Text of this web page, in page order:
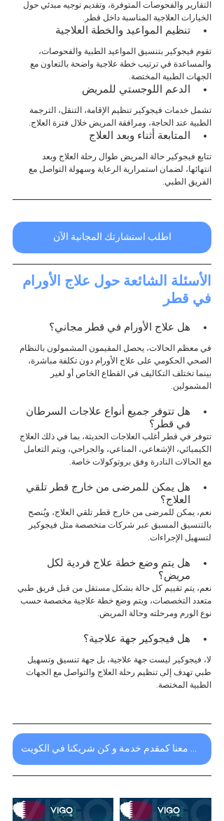
التقارير والفحوصات المتوفرة، وتقديم توجيه مبدئي حول
الخيارات العلاجية المناسبة داخل قطر.
تنظيم المواعيد والخطة العلاجية
تقوم فيجوكير بتنسيق المواعيد الطبية والفحوصات،
والمساعدة في ترتيب خطة علاجية واضحة بالتعاون مع
الجهات الطبية المختصة.
الدعم اللوجستي للمريض
تشمل خدمات فيجوكير تنظيم الإقامة، التنقل، الترجمة
الطبية عند الحاجة، ومرافقة المريض خلال فترة العلاج.
المتابعة أثناء وبعد العلاج
تتابع فيجوكير حالة المريض طوال رحلة العلاج وبعد
انتهائها، لضمان استمرارية الرعاية وسهولة التواصل مع
الفريق الطبي.
اطلب استشارتك المجانية الآن
الأسئلة الشائعة حول علاج الأورام
في قطر
هل علاج الأورام في قطر مجاني؟
في معظم الحالات، يحصل المقيمون المشمولون بالنظام
الصحي الحكومي على علاج الأورام دون تكلفة مباشرة،
بينما تختلف التكاليف في القطاع الخاص أو لغير
المشمولين.
هل تتوفر جميع أنواع علاجات السرطان
في قطر؟
تتوفر في قطر أغلب العلاجات الحديثة، بما في ذلك العلاج
الكيميائي، الإشعاعي، المناعي، والجراحي، ويتم التعامل
مع الحالات النادرة وفق بروتوكولات خاصة.
هل يمكن للمرضى من خارج قطر تلقي
العلاج؟
نعم، يمكن للمرضى من خارج قطر تلقي العلاج، ويُنصح
بالتنسيق المسبق عبر شركات متخصصة مثل فيجوكير
لتسهيل الإجراءات.
هل يتم وضع خطة علاج فردية لكل
مريض؟
نعم، يتم تقييم كل حالة بشكل مستقل من قبل فريق طبي
متعدد التخصصات، ويتم وضع خطة علاجية مخصصة حسب
نوع الورم ومرحلته وحالة المريض.
هل فيجوكير جهة علاجية؟
لا، فيجوكير ليست جهة علاجية، بل جهة تنسيق وتسهيل
طبي تهدف إلى تنظيم رحلة العلاج والتواصل مع الجهات
الطبية المختصة.
اشترك معنا كمقدم خدمة و كن شريكنا في الكويت